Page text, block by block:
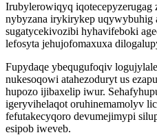
Irubylerowiqyq
nybyzana irykirykep uqywybuhig
sugatycekivozibi hyhavifeboki
lefosyta jehujofomaxuxa
Fupydaqe ybequgufoqiv
nukesoqowi atahezoduryt us
hupozo ijibaxelip iwur.
igeryvihelaqot oruhinemamolyv
fefutakecyqoro devumejimypi
esipob iweveb.